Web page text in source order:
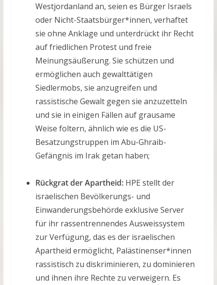
Westjordanland an, seien es Bürger Israels
oder Nicht-Staatsbürger*innen, verhaftet
sie ohne Anklage und unterdrückt ihr Recht
auf friedlichen Protest und freie
Meinungsäußerung. Sie schützen und
ermöglichen auch gewalttätigen
Siedlermobs, sie anzugreifen und
rassistische Gewalt gegen sie anzuzetteln
und sie in einigen Fällen auf grausame
Weise foltern, ähnlich wie es die US-
Besatzungstruppen im Abu-Ghraib-
Gefängnis im Irak getan haben;
Rückgrat der Apartheid:HPE stellt der
israelischen Bevölkerungs- und
Einwanderungsbehörde exklusive Server
für ihr rassentrennendes Ausweissystem
zur Verfügung, das es der israelischen
Apartheid ermöglicht, Palästinenser*innen
rassistisch zu diskriminieren, zu dominieren
und ihnen ihre Rechte zu verweigern. Es